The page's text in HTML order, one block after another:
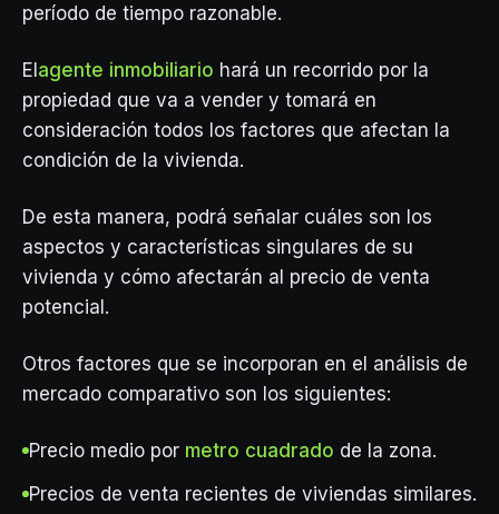
período de tiempo razonable.
El agente inmobiliario hará un recorrido por la
propiedad que va a vender y tomará en
consideración todos los factores que afectan la
condición de la vivienda.
De esta manera, podrá señalar cuáles son los
aspectos y características singulares de su
vivienda y cómo afectarán al precio de venta
potencial.
Otros factores que se incorporan en el análisis de
mercado comparativo son los siguientes:
Precio medio por metro cuadrado de la zona.
Precios de venta recientes de viviendas similares.